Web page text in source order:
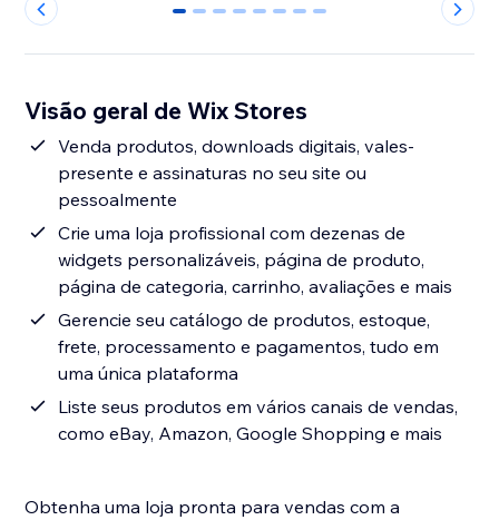
0 1 2 3 4 5 6 7
Visão geral de Wix Stores
Venda produtos, downloads digitais, vales-
presente e assinaturas no seu site ou
pessoalmente
Crie uma loja profissional com dezenas de
widgets personalizáveis, página de produto,
página de categoria, carrinho, avaliações e mais
Gerencie seu catálogo de produtos, estoque,
frete, processamento e pagamentos, tudo em
uma única plataforma
Liste seus produtos em vários canais de vendas,
como eBay, Amazon, Google Shopping e mais
Obtenha uma loja pronta para vendas com a